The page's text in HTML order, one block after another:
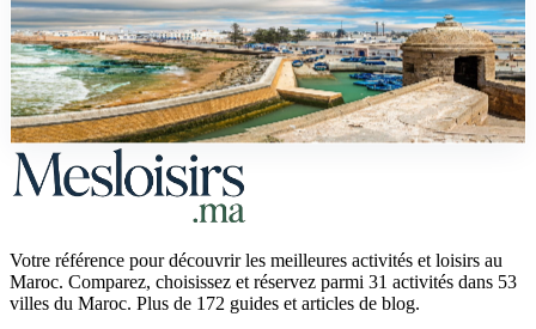
Excursion à Essaouira depuis Marrakech : le guide
d'une journée
Itinéraire heure par heure, prix en MAD, transport, conseils : tout
pour réussir votre journée à Essaouira depuis Marrakech.
Votre référence pour découvrir les meilleures activités et loisirs au
Maroc. Comparez, choisissez et réservez parmi 31 activités dans 53
villes du Maroc. Plus de 172 guides et articles de blog.